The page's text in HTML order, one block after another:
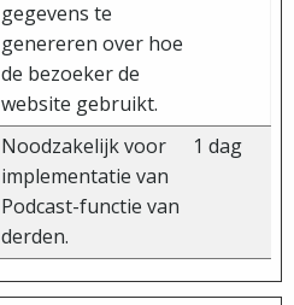
gegevens te
genereren over hoe
de bezoeker de
website gebruikt.
Noodzakelijk voor
implementatie van
Podcast-functie van
derden.
1 dag